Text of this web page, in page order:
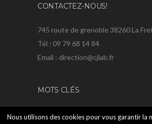
CONTACTEZ-NOUS!
745 route de grenoble 38260 La
Tél : 09 79 68 14 84
Email : direction@cjlab.fr
MOTS CLÉS
Chromatographie liquide
Nous utilisons des cookies pour vous garantir la